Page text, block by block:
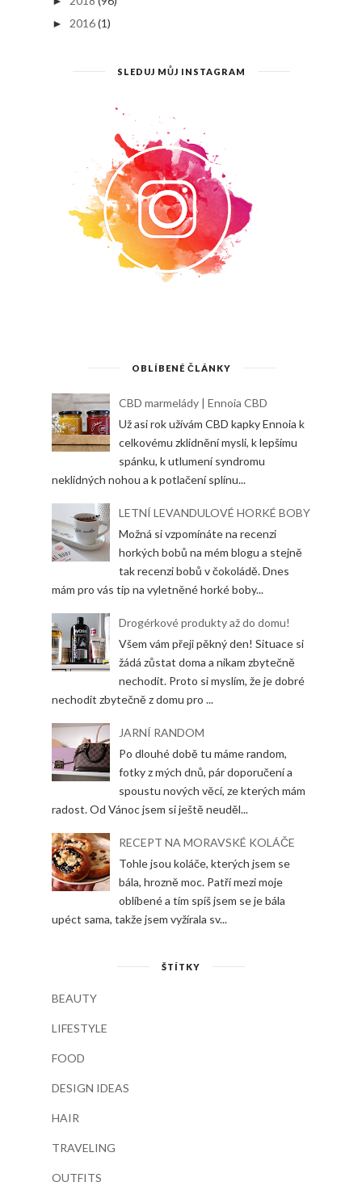
► 2016(1)
SLEDUJ MŮJ INSTAGRAM
OBLÍBENÉ ČLÁNKY
CBD marmelády | Ennoia CBD
Už asi rok užívám CBD kapky Ennoia k
celkovému zklidnění mysli, k lepšímu
spánku, k utlumení syndromu
neklidných nohou a k potlačení splínu...
LETNÍ LEVANDULOVÉ HORKÉ BOBY
Možná si vzpomínáte na recenzi
horkých bobů na mém blogu a stejně
tak recenzi bobů v čokoládě. Dnes
mám pro vás tip na vyletněné horké boby...
Drogérkové produkty až do domu!
Všem vám přeji pěkný den! Situace si
žádá zůstat doma a nikam zbytečně
nechodit. Proto si myslím, že je dobré
nechodit zbytečně z domu pro ...
JARNÍ RANDOM
Po dlouhé době tu máme random,
fotky z mých dnů, pár doporučení a
spoustu nových věcí, ze kterých mám
radost. Od Vánoc jsem si ještě neuděl...
RECEPT NA MORAVSKÉ KOLÁČE
Tohle jsou koláče, kterých jsem se
bála, hrozně moc. Patří mezi moje
oblíbené a tím spíš jsem se je bála
upéct sama, takže jsem vyžírala sv...
ŠTÍTKY
BEAUTY
LIFESTYLE
FOOD
DESIGN IDEAS
HAIR
TRAVELING
OUTFITS